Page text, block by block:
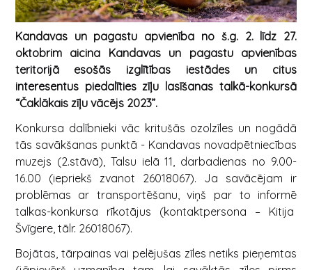
Kandavas un pagastu apvienība no š.g. 2. līdz 27.
oktobrim aicina Kandavas un pagastu apvienības
teritorijā esošās izglītības iestādes un citus
interesentus piedalīties zīļu lasīšanas talkā-konkursā
“Čaklākais zīļu vācējs 2023”.
Konkursa dalībnieki vāc kritušās ozolzīles un nogādā
tās savākšanas punktā - Kandavas novadpētniecības
muzejs (2.stāvā), Talsu ielā 11, darbadienas no 9.00-
16.00 (iepriekš zvanot 26018067). Ja savācējam ir
problēmas ar transportēšanu, viņš par to informē
talkas-konkursa rīkotājus (kontaktpersona – Kitija
Švīgere, tālr. 26018067).
Bojātas, tārpainas vai pelējušas zīles netiks pieņemtas